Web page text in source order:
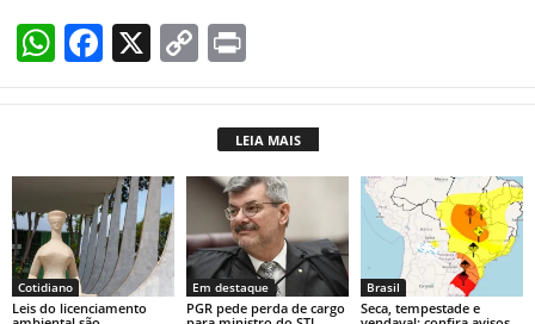
W
h
at
A
p
p
F
a
c
b
o
o
k
X
C
o
p
Li
n
k
in
t
LEIA MAIS
Cotidiano
Leis do licenciamento
Em destaque
PGR pede perda de cargo
Brasil
Seca, tempestade e